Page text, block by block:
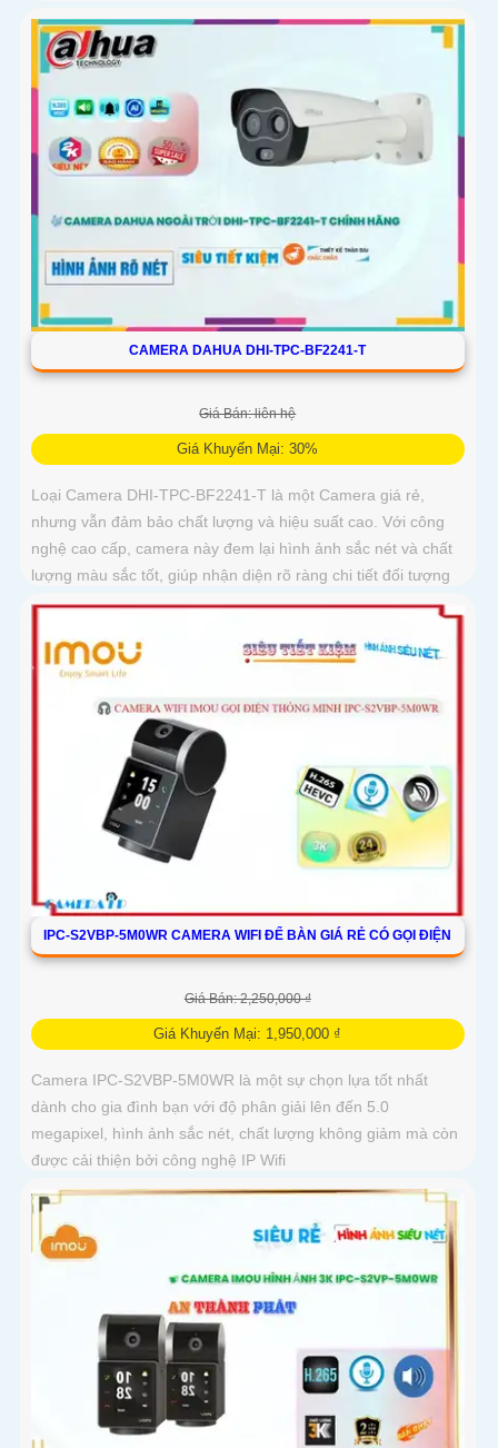
ban đêm
CAMERA DAHUA DHI-TPC-BF2241-T
Giá Bán: liên hệ
Giá Khuyến Mại: 30%
Loại Camera DHI-TPC-BF2241-T là một Camera giá rẻ,
nhưng vẫn đảm bảo chất lượng và hiệu suất cao. Với công
nghệ cao cấp, camera này đem lại hình ảnh sắc nét và chất
lượng màu sắc tốt, giúp nhận diện rõ ràng chi tiết đối tượng
IPC-S2VBP-5M0WR CAMERA WIFI ĐỂ BÀN GIÁ RẺ CÓ GỌI ĐIỆN
Giá Bán: 2,250,000 ₫
Giá Khuyến Mại: 1,950,000 ₫
Camera IPC-S2VBP-5M0WR là một sự chọn lựa tốt nhất
dành cho gia đình bạn với độ phân giải lên đến 5.0
megapixel, hình ảnh sắc nét, chất lượng không giảm mà còn
được cải thiện bởi công nghệ IP Wifi